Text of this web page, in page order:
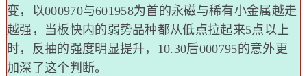
变，以000970与601958为首的永磁与稀有小金属越走
越强，当板快内的弱势品种都从低点拉起来5点以上
时，反抽的强度明显提升，10.30后000795的意外更
加深了这个判断。